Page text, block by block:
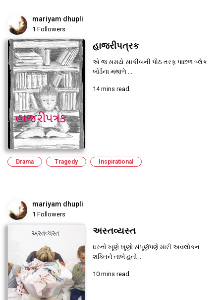
mariyam dhupli
1 Followers
હાજરીપત્રક
એ જ સમયે સાકીબની પીઠ તરફ પાછળ બ્લેક
બોર્ડના મથાળે ...
14 mins read
Drama Tragedy Inspirational
mariyam dhupli
1 Followers
અસ્તવ્યસ્ત
ઘરનો ખૂણે ખૂણો સંપૂર્ણપણે મારી અવલોકન
શક્તિને તાબે હતો ..
10 mins read